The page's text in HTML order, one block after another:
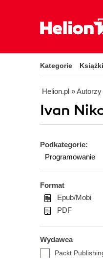
Kategorie Książki
Helion.pl » Autorzy
Ivan
Podkategorie:
Programowanie
Format
Epub/Mobi
PDF
Wydawca
Packt